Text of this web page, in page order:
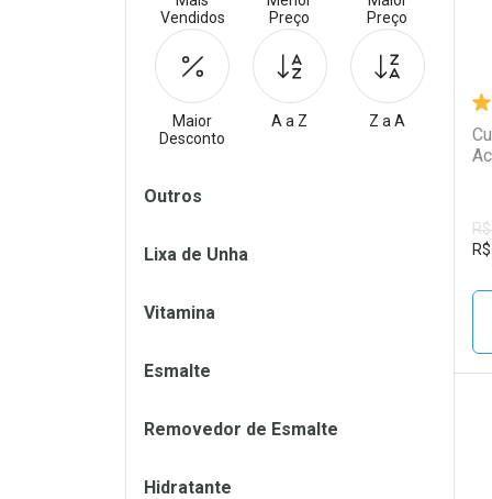
R$
Vendidos
Preço
Preço
Maior
Desconto
A a Z Z a A
Filtros
Outros
Lixa de Unha
Vitamina
Esmalte
Removedor de Esmalte
Hidratante